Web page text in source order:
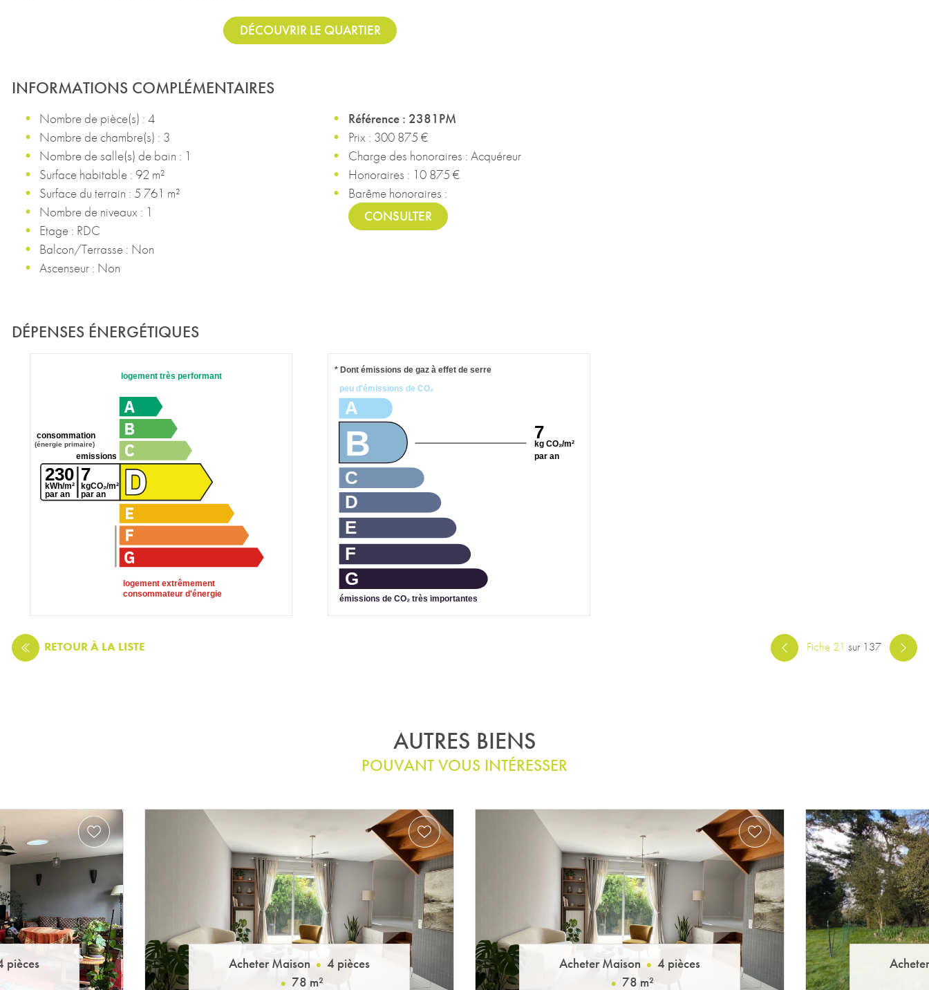
DÉCOUVRIR LE QUARTIER
INFORMATIONS COMPLÉMENTAIRES
Nombre de pièce(s) : 4
Nombre de chambre(s) : 3
Nombre de salle(s) de bain : 1
Surface habitable : 92 m²
Surface du terrain : 5 761 m²
Nombre de niveaux : 1
Etage : RDC
Balcon/Terrasse : Non
Ascenseur : Non
Référence : 2381PM
Prix : 300 875 €
Charge des honoraires : Acquéreur
Honoraires : 10 875 €
Barême honoraires :
CONSULTER
DÉPENSES ÉNERGÉTIQUES
logement très performant
logement extrêmement
consommateur d'énergie
230
kWh/m²
par an
consommation
(énergie primaire)
7
kgCO₂/m²
par an
emissions
7
kg CO₂/m²
par an
A
B
C
D
E
F
G
émissions de CO₂ très importantes
peu d'émissions de CO₂
* Dont émissions de gaz à effet de serre
RETOURÀ LA LISTE Fiche 21 sur 137
AUTRES BIENS
POUVANT VOUS INTÉRESSER
pièces Acheter Maison
4 pièces
78 m²
Acheter Maison
4 pièces
78 m²